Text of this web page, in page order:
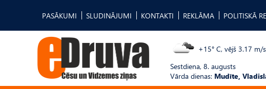
PASĀKUMI SLUDINĀJUMI KONTAKTI REKLĀMA POLITISKĀ
+15° C, vējš 3.17 m/
Sestdiena, 8. augusts
Vārda dienas: Mudīte,